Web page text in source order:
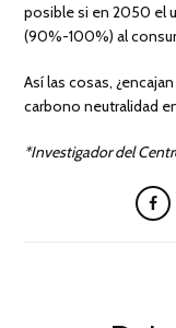
posible si en 2050 el
(90%-100%) al
Así las cosas,
carbono neutralidad
*Investigador del